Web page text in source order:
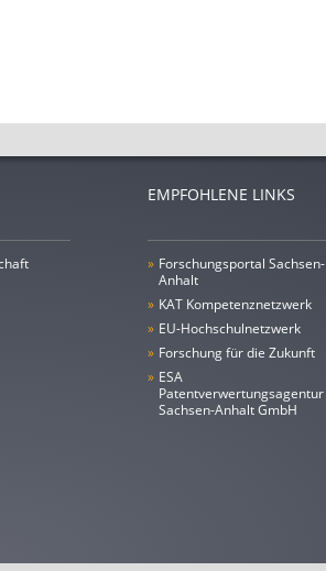
EMPFOHLENE LINKS
» Forschungsportal Sachsen-
Anhalt
» KAT Kompetenznetzwerk
» EU-Hochschulnetzwerk
» Forschung für die Zukunft
» ESA
Patentverwertungsagentur
Sachsen-Anhalt GmbH